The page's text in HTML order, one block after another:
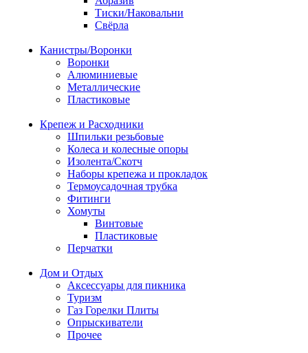
Тиски/Наковальни
Свёрла
Канистры/Воронки
Воронки
Алюминиевые
Металлические
Пластиковые
Крепеж и Расходники
Шпильки резьбовые
Колеса и колесные опоры
Изолента/Скотч
Наборы крепежа и прокладок
Термоусадочная трубка
Фитинги
Хомуты
Винтовые
Пластиковые
Перчатки
Дом и Отдых
Аксессуары для пикника
Туризм
Газ Горелки Плиты
Опрыскиватели
Прочее